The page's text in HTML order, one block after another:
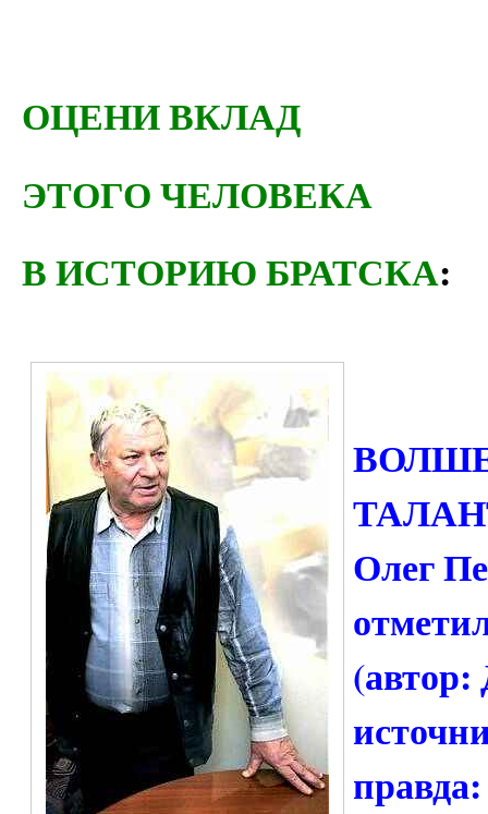
ОЦЕНИ ВКЛАД
ЭТОГО ЧЕЛОВЕКА
В ИСТОРИЮ БРАТСКА:
Олег